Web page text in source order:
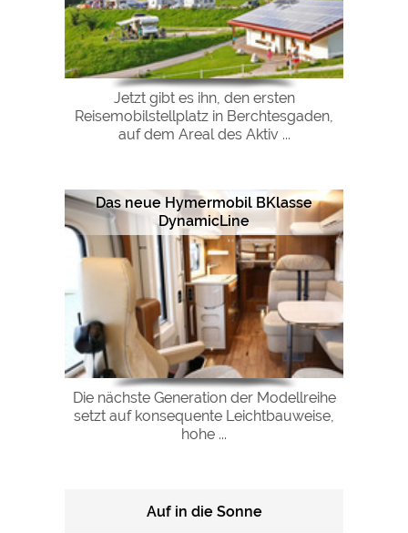
Jetzt gibt es ihn, den ersten
Reisemobilstellplatz in Berchtesgaden,
auf dem Areal des Aktiv ...
Das neue Hymermobil BKlasse
DynamicLine
Die nächste Generation der Modellreihe
setzt auf konsequente Leichtbauweise,
hohe ...
Auf in die Sonne